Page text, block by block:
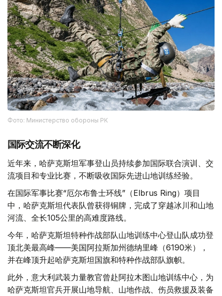
Фото: Министерство обороны РК
国际交流不断深化
近年来，哈萨克斯坦军事登山员持续参加国际联合演训、交
流项目和专业比赛，不断吸收国际先进山地训练经验。
在国际军事比赛“厄尔布鲁士环线”（Elbrus Ring）项目
中，哈萨克斯坦代表队曾获得铜牌，完成了穿越冰川和山地
河流、全长105公里的高难度路线。
今年，哈萨克斯坦特种作战部队山地训练中心登山队成功登
顶北美最高峰——美国阿拉斯加州德纳里峰（6190米），
并在峰顶升起哈萨克斯坦国旗和特种作战部队旗帜。
此外，意大利武装力量教官曾赴阿拉木图山地训练中心，为
哈萨克斯坦官兵开展山地导航、山地作战、伤员救援及装备